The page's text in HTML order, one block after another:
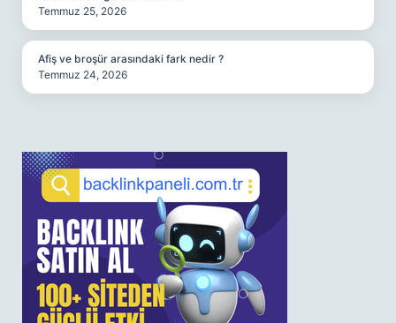
Temmuz 25, 2026
Afiş ve broşür arasındaki fark nedir ?
Temmuz 24, 2026